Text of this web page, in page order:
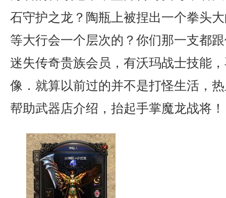
石守护之龙？陶瓶上被捏出一个拳头
等大行会一个层次的？你们那一支都
迷失传奇贵族会员，有沃玛战士技能
像．就算以前过的并不是打怪生活，
帮助武器店介绍，抬起手掌魔龙战将！